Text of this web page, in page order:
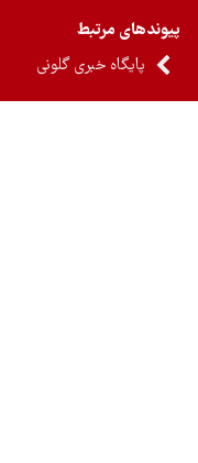
مرتبط
پایگاه خبری گلونی